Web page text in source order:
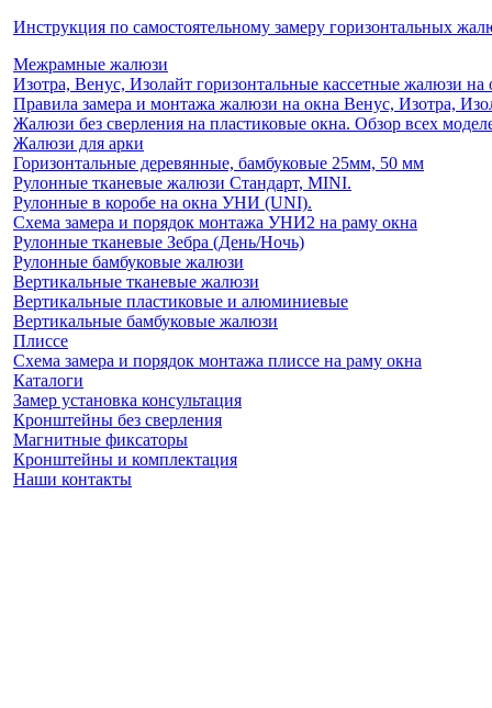
Инструкция по самостоятельному замеру горизонтальных
Межрамные жалюзи
Изотра, Венус, Изолайт горизонтальные кассетные жалюзи на
Правила замера и монтажа жалюзи на окна Венус, Изотра,
Жалюзи без сверления на пластиковые окна. Обзор всех
Жалюзи для арки
Горизонтальные деревянные, бамбуковые 25мм, 50 мм
Рулонные тканевые жалюзи Стандарт, MINI.
Рулонные в коробе на окна УНИ (UNI).
Схема замера и порядок монтажа УНИ2 на раму окна
Рулонные тканевые Зебра (День/Ночь)
Рулонные бамбуковые жалюзи
Вертикальные тканевые жалюзи
Вертикальные пластиковые и алюминиевые
Вертикальные бамбуковые жалюзи
Плиссе
Схема замера и порядок монтажа плиссе на раму окна
Каталоги
Замер установка консультация
Кронштейны без сверления
Магнитные фиксаторы
Кронштейны и комплектация
Наши контакты